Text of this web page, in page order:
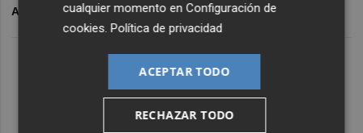
ARCHIVADO EN APAGÓN ELÉCTRICO
cualquier momento enConfiguración de
cookies.Política de privacidad
ACEPTAR TODO
RECHAZAR TODO